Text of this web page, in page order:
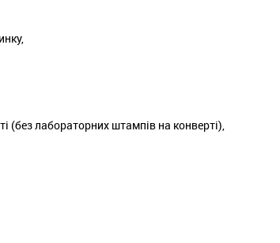
(без лабораторних штампів на конверті),